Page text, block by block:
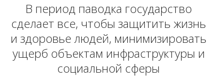
В период паводка государство
сделает все, чтобы защитить жизнь
и здоровье людей, минимизировать
ущерб объектам инфраструктуры и
социальной сферы